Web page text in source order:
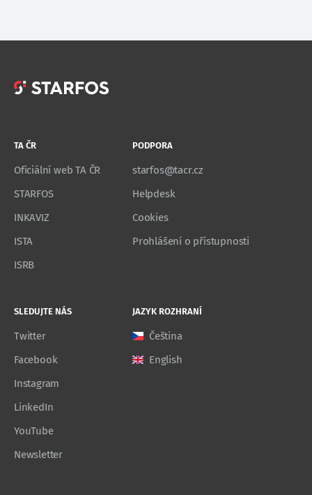
TA ČR
Oficiální web TA ČR
STARFOS
INKAVIZ
ISTA
ISRB
PODPORA
starfos@tacr.cz
Helpdesk
Cookies
Prohlášení o přístupnosti
SLEDUJTE NÁS
Twitter
Facebook
Instagram
LinkedIn
YouTube
Newsletter
JAZYK ROZHRANÍ
Čeština
English